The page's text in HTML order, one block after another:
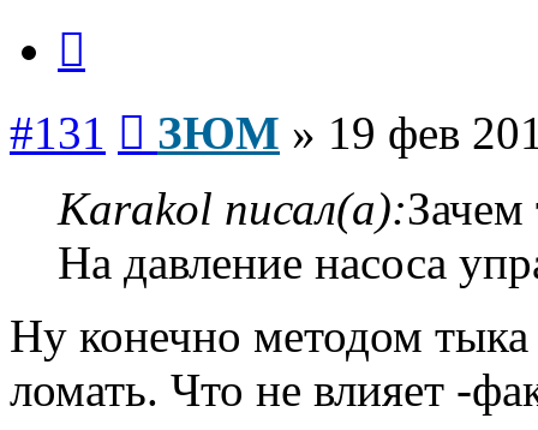
#131 ЗЮМ » 19 фев
Karakol писал(а):Зачем
На давление насоса
Ну конечно методом
ломать. Что не влияет -